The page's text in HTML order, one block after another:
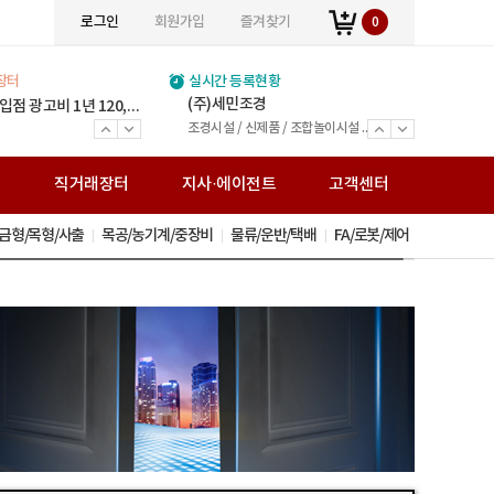
로그인 회원가입 즐겨찾기 0
터
고) 1990*750*200
톤 판매합니다. (주) 여기저기 입점 광고비 1년 120,000원 (V.A.T별도) 월 만원입니다.
(주) 여기저기 입점 광고비 1년 120,000원 (V.A.T별도) 월 만원입니다.
(주) 여기저기 입점 광고비 1년 120,000원 (V.A.T별도) 월 만원입니다.
(주) 여기저기 입점 광고비 1년 120,000원 (V.A.T별도) 월 만원입니다.
(주) 여기저기 입점 광고비 1년 120,000원 (V.A.T별도) 월 만원입니다.
(주) 여기저기 입점 광고비 1년 120,000원 (V.A.T별도) 월 만원입니다.
(주) 여기저기 입점 광고비 1년 120,000원 (V.A.T별도) 월 만원입니다.
(주) 여기저기 입점 광고비 1년 120,000원 (V.A.T별도) 월 만원입니다.
(주) 여기저기 입점 광고비 1년 120,000원 (V.A.T별도) 월 만원입니다.
(주) 여기저기 입점 광고비 1년 120,000원 (V.A.T별도) 월 만원입니다.
(주) 여기저기 입점 광고비 1년 120,000원 (V.A.T별도) 월 만원입니다.
(주) 여기저기 입점 광고비 1년 120,000원 (V.A.T별도) 월 만원입니다.
(주) 여기저기 입점 광고비 1년 120,000원 (V.A.T별도) 월 만원입니다.
(주) 여기저기 입점 광고비 1년 120,000원 (V.A.T별도) 월 만원입니다.
(주) 여기저기 입점 광고비 1년 120,000원 (V.A.T별도) 월 만원입니다.
(주) 여기저기 입점 광고비 1년 120,000원 (V.A.T별도) 월 만원입니다.
(주) 여기저기 입점 광고비 1년 120,000원 (V.A.T별도) 월 만원입니다.
실시간 등록현황
(주)위인에스티
H-BEAM(중고) 주형보 쉬트파일 복공판 스크류잭 앵글잭 그 외 다수 제품 취급업체
주식회사광호스틸
진영강업주식회사
H-BEAM (신/고재) 주형보 쉬트파일 복공판 앵글 스크류잭 유압잭 앵글잭 ㄱ앵글 중고철강
(주)볼타필터
볼타퓨리탑 가정용 볼타퓨리탑 산업용
(주)세민조경
조경시설 / 신제품 / 조합놀이시설 / 퍼골라 / 벤치 / 편의시설
주식회사 민수강업
H빔 주형보 쉬트파일 복공판 앵글 스크류잭 유압잭 앵글잭 ㄱ앵글 중고철강
와이디알
JY스틸
H-BEAM(신/고재) 주형보.쉬트파일.복공판.스크류잭.앵글잭.고철 外
(주)정원스틸
H빔 고철 스텐고철 압축고철 금속원료 재생업
(주)창대테크
H빔 고철
열린스틸주식회사
봉강(이형철근) H빔(신/고재) 데크, 각관, 환봉, C형강, 잔넬 각종 철강재 도소매
주식회사 미래팩토리
통일운수
전국화물운송 25톤 - 카고
거승화물
전국화물운송 25톤 - 카고
전국비투비네트워크화물
전국화물운송 5톤
보문가설산업
가설재 임대/판매,시스템비계,시스템서포트,비계설치/해체
(주)송암아이템
전문건설업(금속구조물 창호공사업 조경시설물 설치공사업)면허 ISO9001(간이시설물)특허
(주)준경산업
H빔 주형보 중고철강 복공판 쉬트파일 앵글잭 스크류잭 그외 철강재
(주)거원철강
H-Beam(신/고재) 강관파일 주형보 복공판 앵글 스크류잭 앵글잭 철강 고철
(주)백상스틸
H-Beam(신/고재)/건축용 H빔/중고철강/주형보/ 쉬트파일/복공판/H형복공판/스크류잭/앵글잭/고철
직거래장터 지사·에이전트 고객센터
형/목형/사출 목공/농기계/중장비 물류/운반/택배 FA/로봇/제어